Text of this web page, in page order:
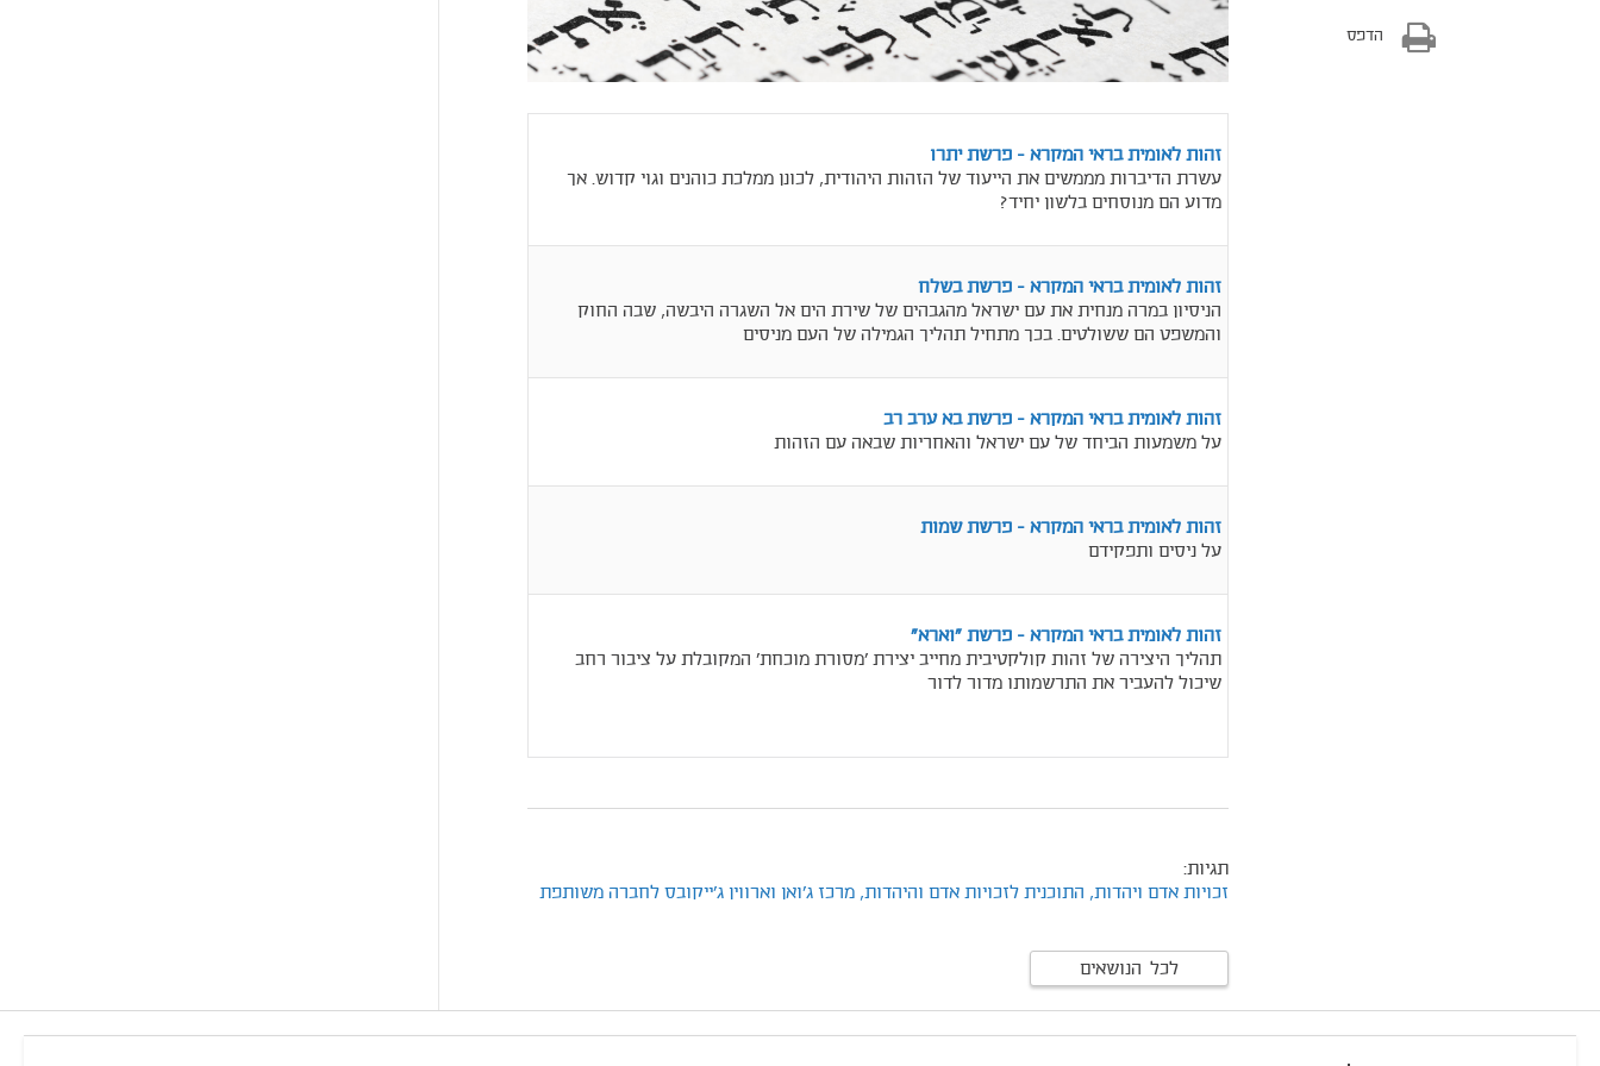
זהות לאומית בראי המקרא - פרשת יתרו
עשרת הדיברות מממשים את הייעוד של הזהות היהודית, לכונן ממלכת כוהנים וגוי קדוש. אך
מדוע הם מנוסחים בלשון יחיד?
זהות לאומית בראי המקרא - פרשת בשלח
הניסיון במרה מנחית את עם ישראל מהגבהים של שירת הים אל השגרה היבשה, שבה החוק
והמשפט הם ששולטים. בכך מתחיל תהליך הגמילה של העם מניסים
זהות לאומית בראי המקרא - פרשת בא ערב רב
על משמעות הביחד של עם ישראל והאחריות שבאה עם הזהות
זהות לאומית בראי המקרא - פרשת שמות
על ניסים ותפקידם
זהות לאומית בראי המקרא - פרשת "וארא"
תהליך היצירה של זהות קולקטיבית מחייב יצירת 'מסורת מוכחת' המקובלת על ציבור רחב
שיכול להעביר את התרשמותו מדור לדור
תגיות:
זכויות אדם ויהדות, התוכנית לזכויות אדם והיהדות, מרכז ג'ואן וארווין ג'ייקובס לחברה משותפת
לכל הנושאים
הדפס
footer